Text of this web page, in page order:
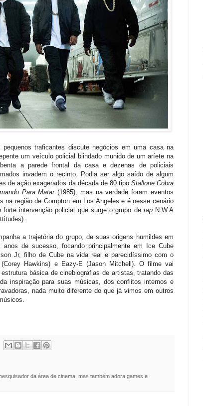
pequenos traficantes discute negócios em uma casa na
um veículo policial blindado munido de um aríete na
a parede frontal da casa e dezenas de policiais
invadem o recinto. Podia ser algo saído de algum
de ação exagerados da década de 80 tipo Stallone Cobra
Para Matar(1985), mas na verdade foram eventos
na região de Compton em Los Angeles e é nesse cenário
forte intervenção policial que surge o grupo de rapN.W.A
a trajetória do grupo, de suas origens humildes em
anos de sucesso, focando principalmente em Ice Cube
Jr, filho de Cube na vida real e parecidíssimo com o
Hawkins) e Eazy-E (Jason Mitchell). O filme vai
estrutura básica de cinebiografias de artistas, tratando das
inspiração para suas músicas, dos conflitos internos e
nada muito diferente do que já vimos em outros
da área de cinema, mas também adora games e